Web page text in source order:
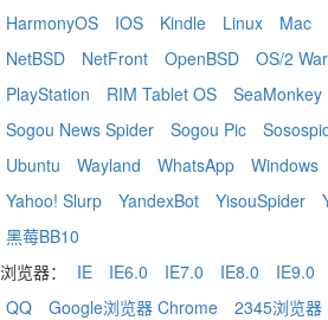
HarmonyOS
IOS Kindle Linux Mac
NetBSD
NetFront OpenBSD OS/2
PlayStation
RIM Tablet OS SeaMonkey
Sogou News Spider
Sogou Pic
Ubuntu
Wayland WhatsApp Windows
Yahoo! Slurp
YandexBot YisouSpider
黑莓BB10
浏览器：
IE IE6.0 IE7.0 IE8.0 IE9.0
QQ
Google浏览器 Chrome 2345浏览器